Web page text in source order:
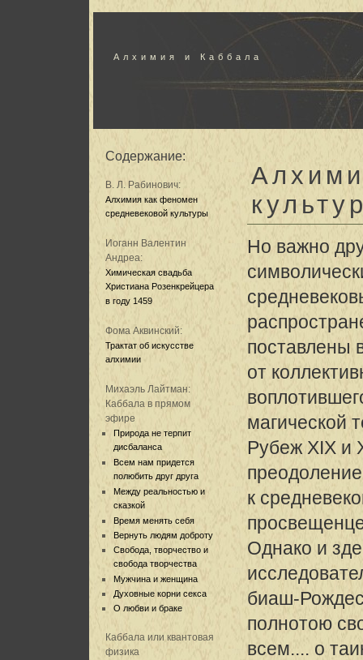
Алхимия и Каббала
Содержание:
В. Л. Рабинович:
Алхимия как феномен
средневековой культуры
Иоганн Валентин
Андреа:
Химическая свадьба
Христиана Розенкрейцера
в году 1459
Фома Аквинский:
Трактат об искусстве
алхимии
Михаэль Лайтман:
Каббала в прямом
эфире
Природа не терпит
дисбаланса
Всем нам придется
полюбить друг друга
Между реальностью и
сказкой
Время менять себя
Вернуть людям доброту
Свобода, творчество и
свобода творчества
Мужчина и женщина
Духовные корни секса
О любви и браке
Каббала или квантовая
физика
Но важно
поставлены
от
магической
Рубеж XIX и
к
Однако и
биаш-
полнотою
всем.... о